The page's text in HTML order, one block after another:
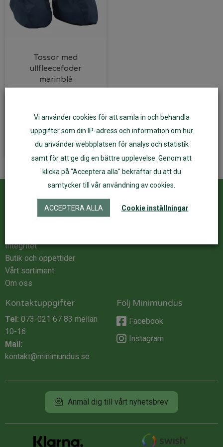
Tossor med
ullfleecefoder
marinblå
Välj alternativ
Kundservice
Integritet
Butik och öppettider
Vårt sortiment
Om oss
ÅF Login
Kontaktuppgifter
Tel: 073-021 67 83 mellan
10-16
Mail:
kontakt@minimundus.se
Följ Minimundus
Facebook
Instagram
Anmäl dig till vårt nyhetsbrev
Vi använder cookies för att samla in och behandla
uppgifter som din IP-adress och information om hur
du använder webbplatsen för analys och statistik
samt för att ge dig en bättre upplevelse. Genom att
klicka på "Acceptera alla" bekräftar du att du
samtycker till vår användning av cookies.
ACCEPTERA ALLA Cookie inställningar